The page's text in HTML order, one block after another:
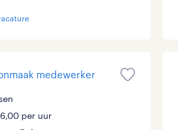
medewerker
per uur